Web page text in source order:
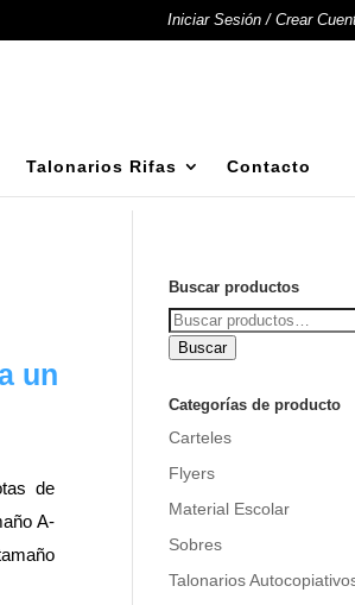
Iniciar Sesión / Crear
Talonarios Rifas Contacto
un
de
A-
Buscar productos
Buscar
por:
Buscar
Categorías de producto
Carteles
Flyers
Material Escolar
Sobres
Talonarios